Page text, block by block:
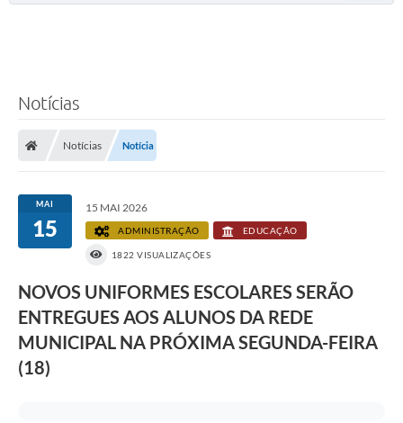
Notícias
Notícias Notícia
MAI
15
15 MAI 2026
ADMINISTRAÇÃO EDUCAÇÃO
1822 VISUALIZAÇÕES
NOVOS UNIFORMES ESCOLARES SERÃO
ENTREGUES AOS ALUNOS DA REDE
MUNICIPAL NA PRÓXIMA SEGUNDA-FEIRA
(18)